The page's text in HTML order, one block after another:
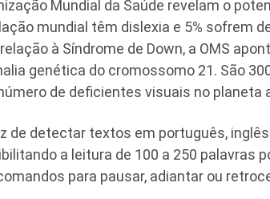
Mundial da Saúde revelam o
mundial têm dislexia e 5% sofrem
à Síndrome de Down, a OMS
genética do cromossomo 21. São
de deficientes visuais no planeta
de detectar textos em português,
a leitura de 100 a 250 palavras
para pausar, adiantar ou